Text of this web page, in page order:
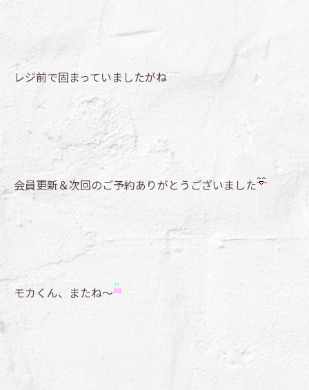
レジ前で固まっていましたがね
会員更新＆次回のご予約ありがとうございました
モカくん、またね～